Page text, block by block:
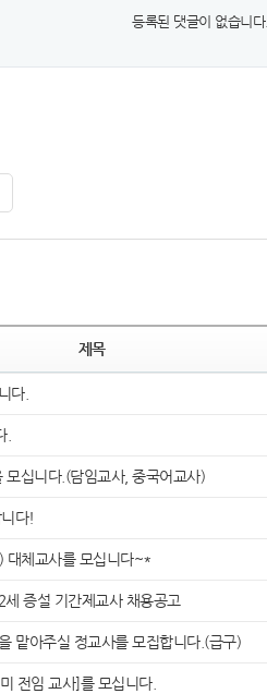
등록된 댓글이 없습니다.
제목
다.
.
십니다.(담임교사, 중국어교사)
다!
대체교사를 모십니다~*
증설 기간제교사 채용공고
맡아주실 정교사를 모집합니다.(급구)
전임 교사]를 모십니다.